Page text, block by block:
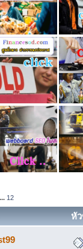
... 12
หั
ยเป็นกันเอง โทร